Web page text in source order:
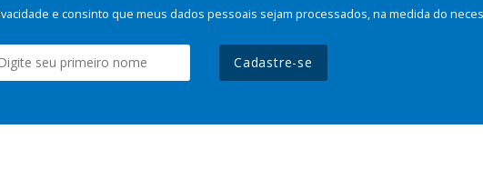
e consinto que meus dados pessoais sejam processados, na medida do
Cadastre-se